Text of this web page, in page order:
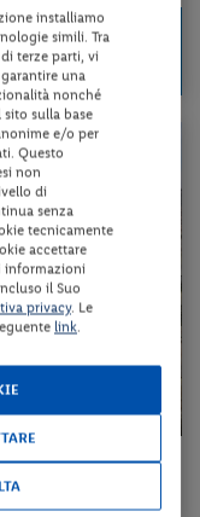
da1029 €
a persona per 4 notti
- Pamukkale
installiamo
simili. Tra
terze parti, vi
una
nonché
sulla base
e/o per
Questo
non
di
senza
tecnicamente
accettare
informazioni
il Suo
privacy. Le
link.